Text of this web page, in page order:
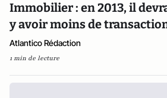
Immobilier : en 2013, il
y avoir moins de
Atlantico Rédaction
1 min de lecture